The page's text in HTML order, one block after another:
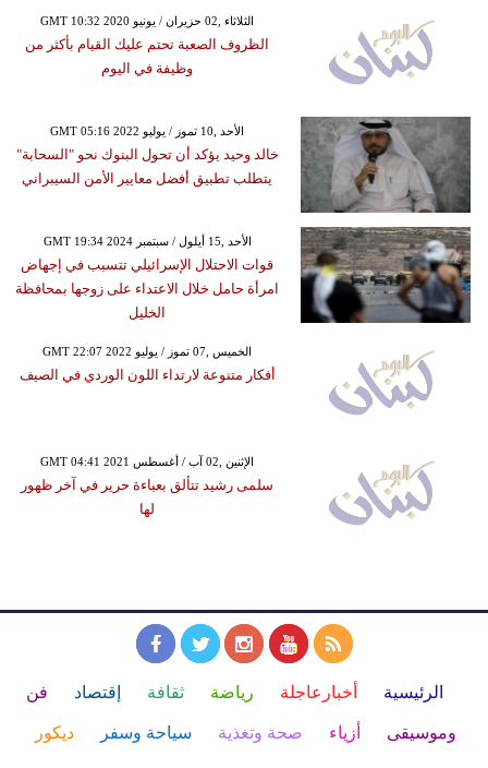
GMT 10:32 2020 الثلاثاء ,02 حزيران / يونيو
الظروف الصعبة تحتم عليك القيام بأكثر من
وظيفة في اليوم
GMT 05:16 2022 الأحد ,10 تموز / يوليو
خالد وحيد يؤكد أن تحول البنوك نحو "السحابة"
يتطلب تطبيق أفضل معايير الأمن السيبراني
GMT 19:34 2024 الأحد ,15 أيلول / سبتمبر
قوات الاحتلال الإسرائيلي تتسبب في إجهاض
امرأة حامل خلال الاعتداء على زوجها بمحافظة
الخليل
GMT 22:07 2022 الخميس ,07 تموز / يوليو
أفكار متنوعة لارتداء اللون الوردي في الصيف
GMT 04:41 2021 الإثنين ,02 آب / أغسطس
سلمى رشيد تتألق بعباءة حرير في آخر ظهور
لها
الرئيسية أخبارعاجلة رياضة ثقافة إقتصاد فن
وموسيقى أزياء صحة وتغذية سياحة وسفر ديكور